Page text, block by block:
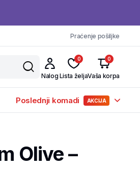
Praćenje pošiljke
Nalog
0
Lista želja
0
Vaša korpa
Poslednji komadi AKCIJA
Olive –